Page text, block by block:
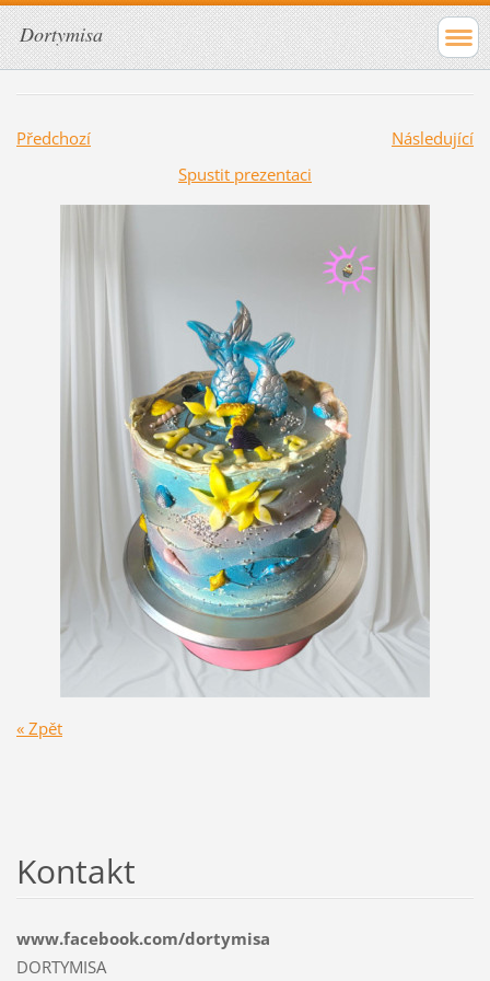
Dortymisa
Předchozí
Následující
Spustit prezentaci
« Zpět
Kontakt
www.facebook.com/dortymisa
DORTYMISA